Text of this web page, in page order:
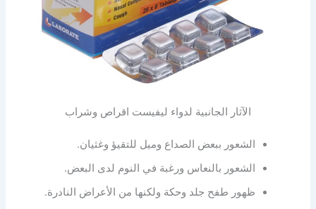
الآثار الجانبية لدواء ليفيست اقراص وشراب
الشعور ببعض الصداع وميل للتقيؤ وغثيان.
الشعور بالنعاس ورغبة في النوم لدى البعض.
ظهور طفح جلد وحكة ولكنها من الأعراض النادرة.